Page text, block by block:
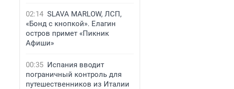
02:14 SLAVA MARLOW, ЛСП,
«Бонд с кнопкой». Елагин
остров примет «Пикник
Афиши»
00:35 Испания вводит
пограничный контроль для
путешественников из Италии